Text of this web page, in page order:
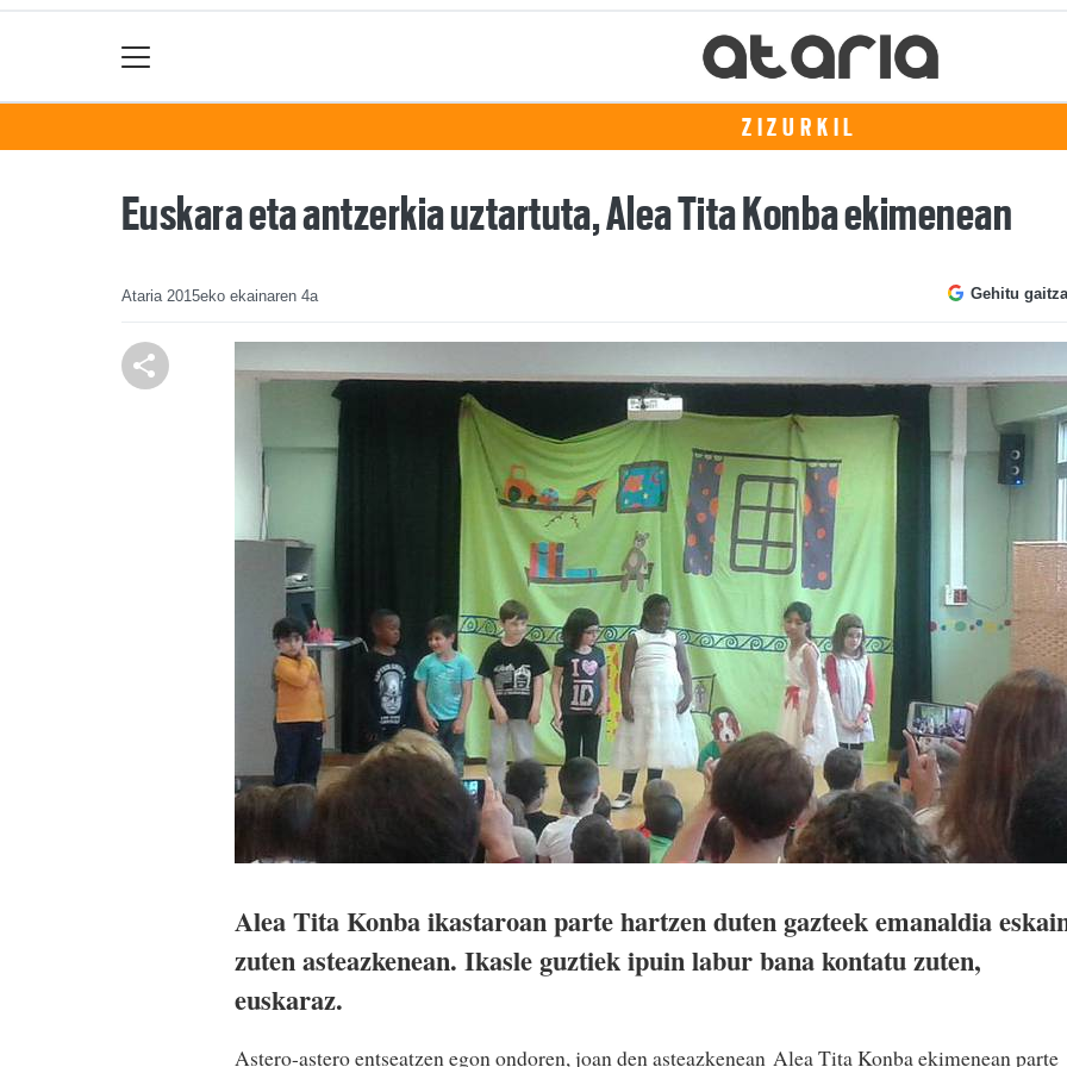
ZIZURKIL
Euskara eta antzerkia uztartuta, Alea Tita Konba ekimenean
Ataria 2015eko ekainaren 4a Gehitu
Alea Tita Konba ikastaroan parte hartzen duten gazteek emanaldia
zuten asteazkenean. Ikasle guztiek ipuin labur bana kontatu zuten,
euskaraz.
Astero-astero entseatzen egon ondoren, joan den asteazkenean Alea Tita Konba ekimenean parte